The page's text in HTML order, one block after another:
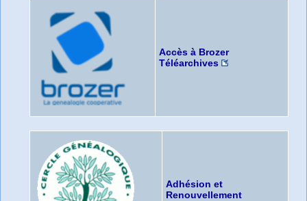
Accès à Brozer
Téléarchives
Adhésion et
Renouvellement